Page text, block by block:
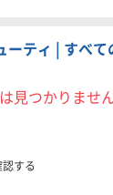
ーティ | すべて
見つかりませ
する